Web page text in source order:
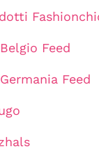
Feed
Feed